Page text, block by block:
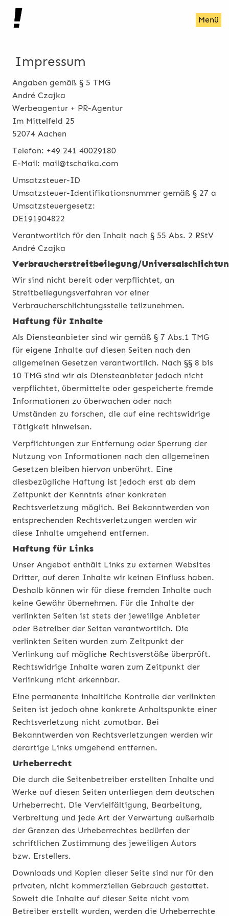
Menü
Impressum
Angaben gemäß § 5 TMG
André Czajka
Werbeagentur + PR-Agentur
Im Mittelfeld 25
52074 Aachen
Telefon: +49 241 40029180
E-Mail: mail@tschaika.com
Umsatzsteuer-ID
Umsatzsteuer-Identifikationsnummer gemäß § 27 a
Umsatzsteuergesetz:
DE191904822
Verantwortlich für den Inhalt nach § 55 Abs. 2 RStV
André Czajka
Verbraucherstreitbeilegung/
Wir sind nicht bereit oder verpflichtet, an
Streitbeilegungsverfahren vor einer
Verbraucherschlichtungsstelle teilzunehmen.
Haftung für Inhalte
Als Diensteanbieter sind wir gemäß § 7 Abs.1 TMG
für eigene Inhalte auf diesen Seiten nach den
allgemeinen Gesetzen verantwortlich. Nach §§ 8 bis
10 TMG sind wir als Diensteanbieter jedoch nicht
verpflichtet, übermittelte oder gespeicherte fremde
Informationen zu überwachen oder nach
Umständen zu forschen, die auf eine rechtswidrige
Tätigkeit hinweisen.
Verpflichtungen zur Entfernung oder Sperrung der
Nutzung von Informationen nach den allgemeinen
Gesetzen bleiben hiervon unberührt. Eine
diesbezügliche Haftung ist jedoch erst ab dem
Zeitpunkt der Kenntnis einer konkreten
Rechtsverletzung möglich. Bei Bekanntwerden von
entsprechenden Rechtsverletzungen werden wir
diese Inhalte umgehend entfernen.
Haftung für Links
Unser Angebot enthält Links zu externen Websites
Dritter, auf deren Inhalte wir keinen Einfluss haben.
Deshalb können wir für diese fremden Inhalte auch
keine Gewähr übernehmen. Für die Inhalte der
verlinkten Seiten ist stets der jeweilige Anbieter
oder Betreiber der Seiten verantwortlich. Die
verlinkten Seiten wurden zum Zeitpunkt der
Verlinkung auf mögliche Rechtsverstöße überprüft.
Rechtswidrige Inhalte waren zum Zeitpunkt der
Verlinkung nicht erkennbar.
Eine permanente inhaltliche Kontrolle der verlinkten
Seiten ist jedoch ohne konkrete Anhaltspunkte einer
Rechtsverletzung nicht zumutbar. Bei
Bekanntwerden von Rechtsverletzungen werden wir
derartige Links umgehend entfernen.
Urheberrecht
Die durch die Seitenbetreiber erstellten Inhalte und
Werke auf diesen Seiten unterliegen dem deutschen
Urheberrecht. Die Vervielfältigung, Bearbeitung,
Verbreitung und jede Art der Verwertung außerhalb
der Grenzen des Urheberrechtes bedürfen der
schriftlichen Zustimmung des jeweiligen Autors
bzw. Erstellers.
Downloads und Kopien dieser Seite sind nur für den
privaten, nicht kommerziellen Gebrauch gestattet.
Soweit die Inhalte auf dieser Seite nicht vom
Betreiber erstellt wurden, werden die Urheberrechte